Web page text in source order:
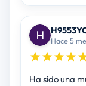
Hace 5
Ha sido una